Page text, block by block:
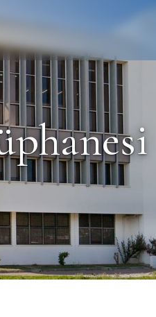
Deutsch